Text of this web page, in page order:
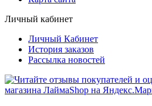
Личный кабинет
Личный Кабинет
История заказов
Рассылка новостей